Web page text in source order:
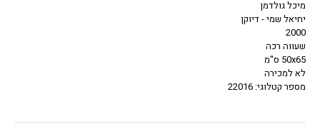
מיכל גולדמן
יחיאל שמי - דיוקן
2000
שעווה רכה
50x65 ס"מ
לא למכירה
מספר קטלוגי: 22016